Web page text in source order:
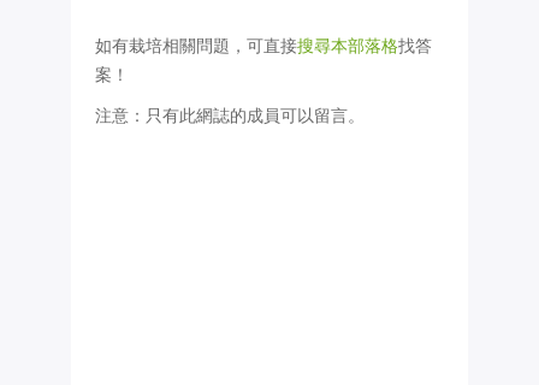
如有栽培相關問題，可直接搜尋本部落格找答
案！
注意：只有此網誌的成員可以留言。